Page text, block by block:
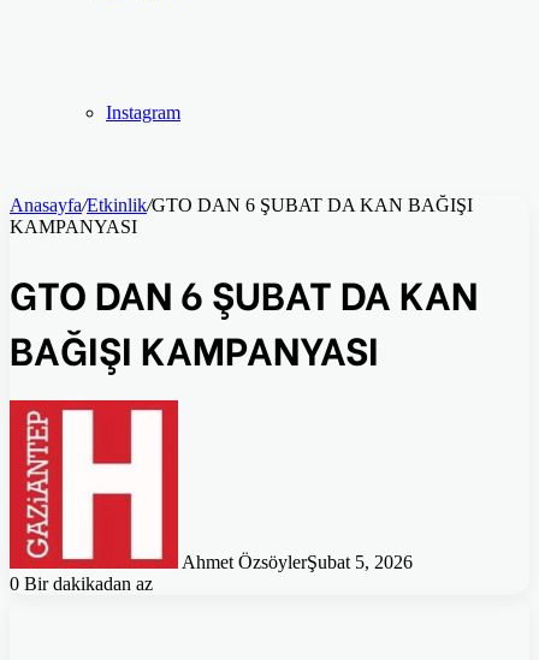
Instagram
Anasayfa/Etkinlik/GTO DAN 6 ŞUBAT DA KAN BAĞIŞI
KAMPANYASI
GTO DAN 6 ŞUBAT DA KAN
BAĞIŞI KAMPANYASI
Ahmet ÖzsöylerŞubat 5, 2026
0 Bir dakikadan az